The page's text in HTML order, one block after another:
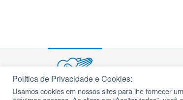
cancaonova.com© 2002 – 2026
Política de Privacidade e Cookies:
Usamos cookies em nossos sites para lhe fornecer